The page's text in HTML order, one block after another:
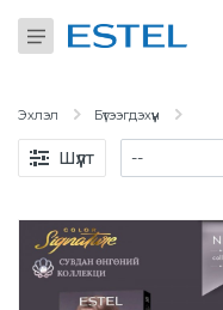
Эхлэл Бүтээгдэхүүн
Шүүлт